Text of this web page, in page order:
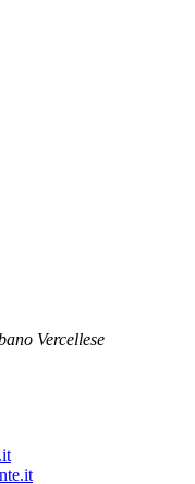
Vercellese